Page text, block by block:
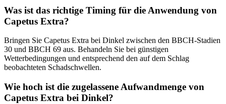
Was ist das richtige Timing für die Anwendung von
Capetus Extra?
Bringen Sie Capetus Extra bei Dinkel zwischen den BBCH-Stadien
30 und BBCH 69 aus. Behandeln Sie bei günstigen
Wetterbedingungen und entsprechend den auf dem Schlag
beobachteten Schadschwellen.
Wie hoch ist die zugelassene Aufwandmenge von
Capetus Extra bei Dinkel?